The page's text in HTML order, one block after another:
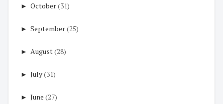
► October(31)
► September(25)
► August(28)
► July(31)
► June (27)